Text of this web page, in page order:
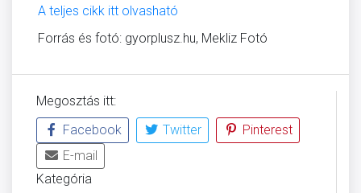
A teljes cikk itt olvasható
Forrás és fotó: gyorplusz.hu, Mekliz Fotó
Megosztás itt:
Facebook
Twitter
Pinterest
E-mail
Kategória